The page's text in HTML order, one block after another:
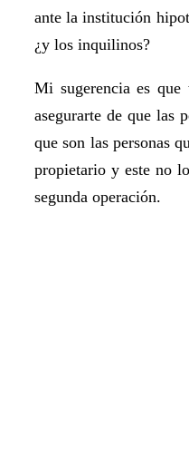
ante la institución
¿y los inquilinos?
Mi sugerencia es que
asegurarte de que las
que son las personas
propietario y este no
segunda operación.